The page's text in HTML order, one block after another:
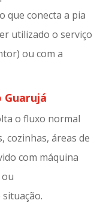
que conecta a pia
utilizado o serviço
ou com a
Guarujá
o fluxo normal
cozinhas, áreas de
com máquina